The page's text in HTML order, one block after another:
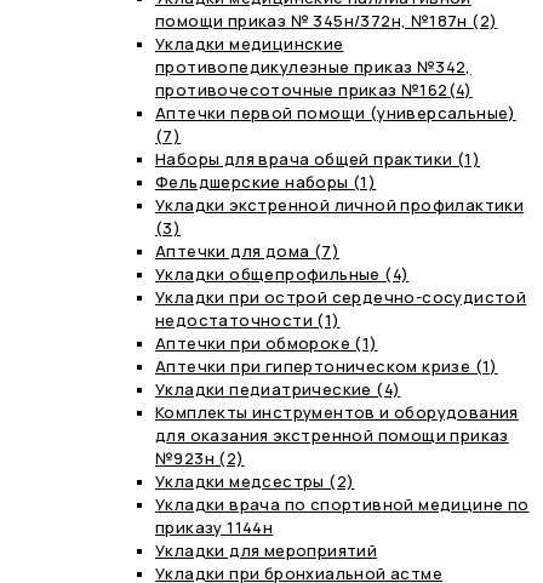
помощи приказ № 345н/372н, №187н (2)
Укладки медицинские
противопедикулезные приказ №342,
противочесоточные приказ №162(4)
Аптечки первой помощи (универсальные)
(7)
Наборы для врача общей практики (1)
Фельдшерские наборы (1)
Укладки экстренной личной профилактики
(3)
Аптечки для дома (7)
Укладки общепрофильные (4)
Укладки при острой сердечно-сосудистой
недостаточности (1)
Аптечки при обмороке (1)
Аптечки при гипертоническом кризе (1)
Укладки педиатрические (4)
Комплекты инструментов и оборудования
для оказания экстренной помощи приказ
№923н (2)
Укладки медсестры (2)
Укладки врача по спортивной медицине по
приказу 1144н
Укладки для мероприятий
Укладки при бронхиальной астме